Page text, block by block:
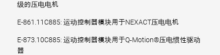
级的压电电机
E-861.11C885: 运动控制器模块用于NEXACT压电电机
E-873.10C885: 运动控制器模块用于Q‑Motion®压电惯性驱动
器